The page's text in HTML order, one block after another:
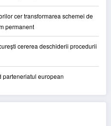
cer transformarea schemei de
permanent
cererea deschiderii procedurii
parteneriatul european